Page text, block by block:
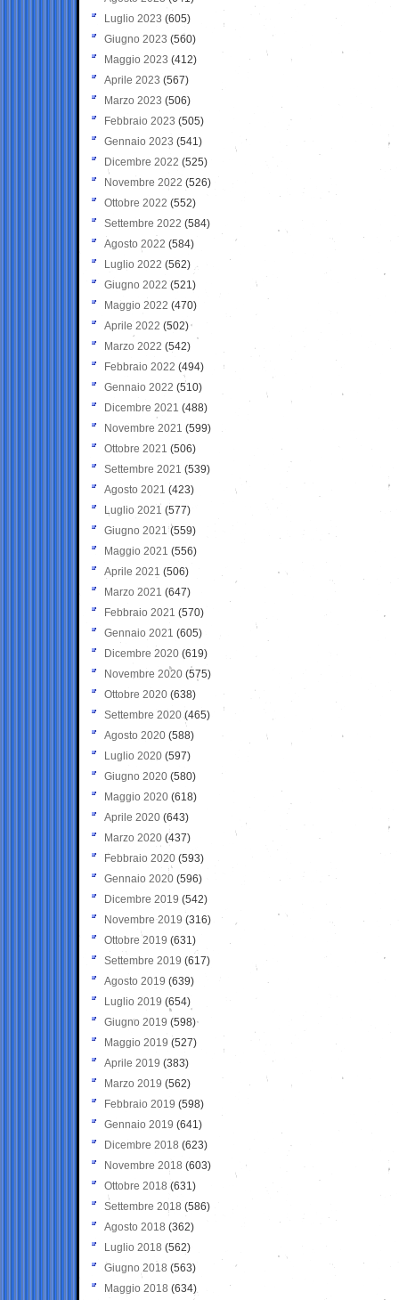
Luglio 2023 (605)
Giugno 2023 (560)
Maggio 2023 (412)
Aprile 2023 (567)
Marzo 2023 (506)
Febbraio 2023 (505)
Gennaio 2023 (541)
Dicembre 2022 (525)
Novembre 2022 (526)
Ottobre 2022 (552)
Settembre 2022 (584)
Agosto 2022 (584)
Luglio 2022 (562)
Giugno 2022 (521)
Maggio 2022 (470)
Aprile 2022 (502)
Marzo 2022 (542)
Febbraio 2022 (494)
Gennaio 2022 (510)
Dicembre 2021 (488)
Novembre 2021 (599)
Ottobre 2021 (506)
Settembre 2021 (539)
Agosto 2021 (423)
Luglio 2021 (577)
Giugno 2021(559)
Maggio 2021 (556)
Aprile 2021 (506)
Marzo 2021 (647)
Febbraio 2021 (570)
Gennaio 2021 (605)
Dicembre 2020 (619)
Novembre 2020 (575)
Ottobre 2020 (638)
Settembre 2020(465)
Agosto 2020 (588)
Luglio 2020 (597)
Giugno 2020 (580)
Maggio 2020 (618)
Aprile 2020 (643)
Marzo 2020 (437)
Febbraio 2020 (593)
Gennaio 2020 (596)
Dicembre 2019 (542)
Novembre 2019 (316)
Ottobre 2019 (631)
Settembre 2019 (617)
Agosto 2019 (639)
Luglio 2019 (654)
Giugno 2019 (598)
Maggio 2019 (527)
Aprile 2019 (383)
Marzo 2019 (562)
Febbraio 2019 (598)
Gennaio 2019 (641)
Dicembre 2018 (623)
Novembre 2018 (603)
Ottobre 2018 (631)
Settembre 2018 (586)
Agosto 2018 (362)
Luglio 2018 (562)
Giugno 2018 (563)
Maggio 2018 (634)